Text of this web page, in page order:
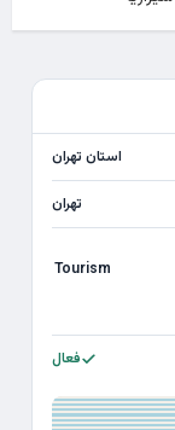
استان تهران
تهران
Tourism
فعال